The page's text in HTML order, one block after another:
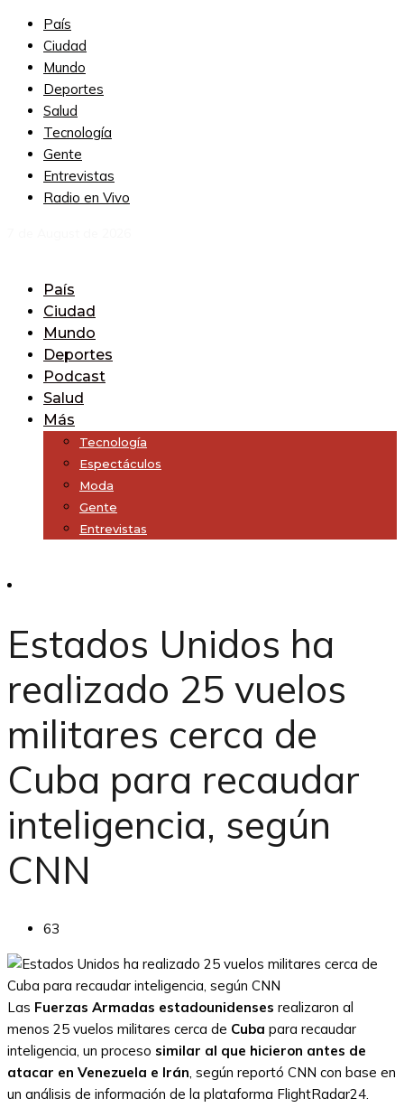
País
Ciudad
Mundo
Deportes
Salud
Tecnología
Gente
Entrevistas
Radio en Vivo
País
Ciudad
Mundo
Deportes
Podcast
Salud
Más
Tecnología
Espectáculos
Moda
Gente
Entrevistas
Estados Unidos ha
realizado 25 vuelos
militares cerca de
Cuba para recaudar
inteligencia, según
CNN
63
Las Fuerzas Armadas estadounidenses realizaron al
menos 25 vuelos militares cerca de Cuba para recaudar
inteligencia, un proceso similar al que hicieron antes de
atacar en Venezuela e Irán, según reportó CNN con base en
un análisis de información de la plataforma FlightRadar24.